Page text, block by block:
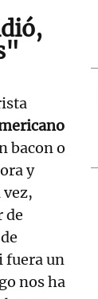
bacon o
y
de
fuera un
nos ha